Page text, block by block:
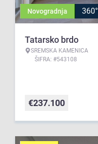
Novogradnja 360°
Tatarsko brdo
SREMSKA KAMENICA
ŠIFRA: #543108
€237.100